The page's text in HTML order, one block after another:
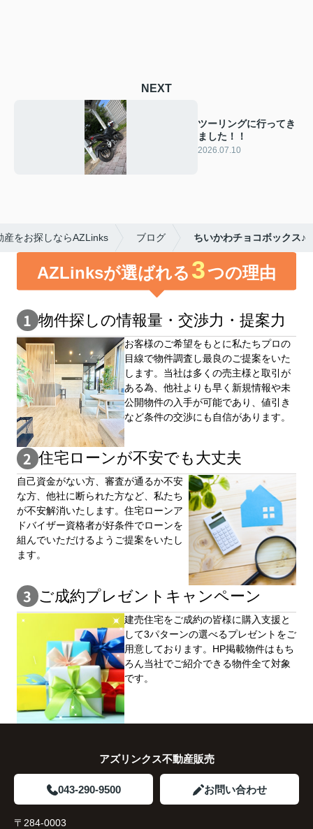
NEXT
ツーリングに行ってき
ました！！
2026.07.10
産をお探しならAZLinks ブログ ちいかわチョコボックス♪
AZLinksが選ばれる 3つの理由
物件探しの情報量・交渉⼒・提案⼒
お客様のご希望をもとに私たちプロの
目線で物件調査し最良のご提案をいた
します。当社は多くの売主様と取引が
ある為、他社よりも早く新規情報や未
公開物件の⼊手が可能であり、値引き
など条件の交渉にも自信があります。
住宅ローンが不安でも大丈夫
自⼰資⾦がない⽅、審査が通るか不安
な⽅、他社に断られた⽅など、私たち
が不安解消いたします。住宅ローンア
ドバイザー資格者が好条件でローンを
組んでいただけるようご提案をいたし
ます。
ご成約プレゼントキャンペーン
建売住宅をご成約の皆様に購⼊⽀援と
して3パターンの選べるプレゼントをご
用意しております。HP掲載物件はもち
ろん当社でご紹介できる物件全て対象
です。
アズリンクス不動産販売
043-290-9500 お問い合わせ
〒284-0003